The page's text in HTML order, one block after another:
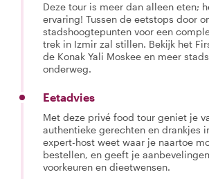
Deze tour is meer dan alleen eten;
ervaring! Tussen de eetstops door
stadshoogtepunten voor een
trek in Izmir zal stillen. Bekijk het
de Konak Yali Moskee en meer
onderweg.
Eetadvies
Met deze privé food tour geniet je
authentieke gerechten en drankjes
expert-host weet waar je naartoe
bestellen, en geeft je
voorkeuren en dieetwensen.